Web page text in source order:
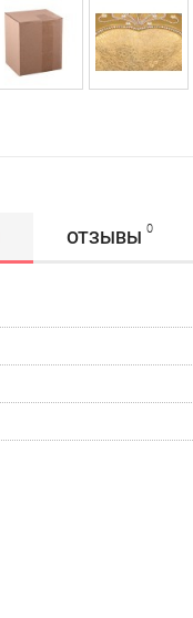
ОТЗЫВЫ 0